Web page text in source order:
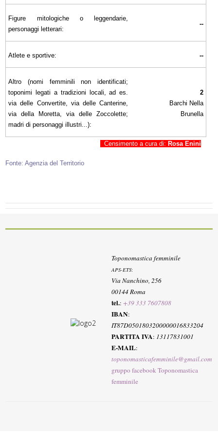
Figure mitologiche o leggendarie,
personaggi letterari:
--
Atlete e sportive: --
Altro (nomi femminili non identificati;
toponimi legati a tradizioni locali, ad es.
via delle Convertite, via delle Canterine,
via della Moretta, via delle Zoccolette;
madri di personaggi illustri...):
2
Barchi Nella
Brunella
Censimento a cura di: Rosa Enini
Fonte: Agenzia del Territorio
Toponomastica femminile
APS-ETS:
Via Nanchino, 256
00144 Roma
tel.:+39 333 7607808
IBAN:
IT87D0501803200000016833204
PARTITA IVA: 13117831001
E-MAIL:
toponomasticafemminile@gmail.com
gruppo facebook Toponomastica
femminile